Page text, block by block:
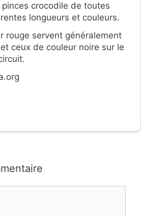
crocodile de toutes
longueurs et couleurs.
rouge servent généralement
ceux de couleur noire sur le